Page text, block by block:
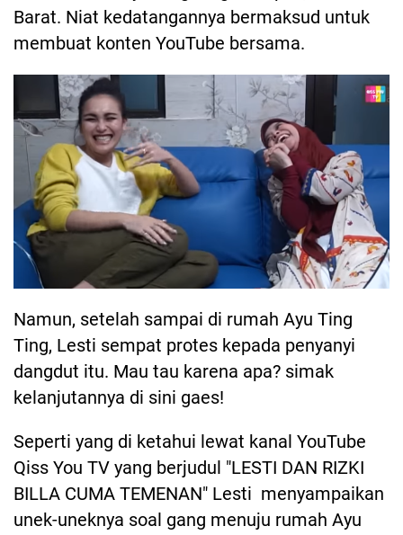
Barat. Niat kedatangannya bermaksud untuk
membuat konten YouTube bersama.
Namun, setelah sampai di rumah Ayu Ting
Ting, Lesti sempat protes kepada penyanyi
dangdut itu. Mau tau karena apa? simak
kelanjutannya di sini gaes!
Seperti yang di ketahui lewat kanal YouTube
Qiss You TV yang berjudul "LESTI DAN RIZKI
BILLA CUMA TEMENAN" Lesti menyampaikan
unek-uneknya soal gang menuju rumah Ayu